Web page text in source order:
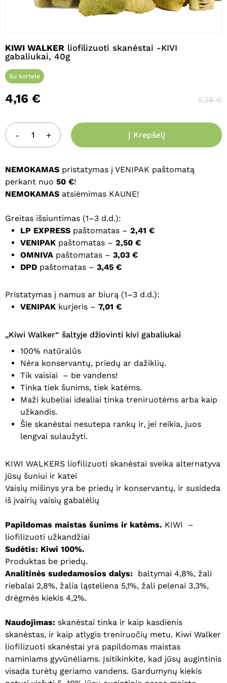
KIWI WALKER liofilizuoti skanėstai -KIVI
gabaliukai, 40g
Su kortele
4,16 € 5,38€
Į Krepšelį
NEMOKAMAS pristatymas į VENIPAK paštomatą
perkant nuo 50 €!
NEMOKAMAS atsiėmimas KAUNE!
Greitas išsiuntimas (1–3 d.d.):
LP EXPRESS paštomatas – 2,41 €
VENIPAK paštomatas – 2,50 €
OMNIVA paštomatas – 3,03 €
DPD paštomatas – 3,45 €
Pristatymas į namus ar biurą (1–3 d.d.):
VENIPAK kurjeris – 7,01 €
„Kiwi Walker“ šaltyje džiovinti kivi gabaliukai
100% natūralūs
Nėra konservantų, priedų ar dažiklių.
Tik vaisiai – be vandens!
Tinka tiek šunims, tiek katėms.
Maži kubeliai idealiai tinka treniruotėms arba kaip
užkandis.
Šie skanėstai nesutepa rankų ir, jei reikia, juos
lengvai sulaužyti.
KIWI WALKERS liofilizuoti skanėstai sveika alternatyva
jūsų šuniui ir katei
Vaisių mišinys yra be priedų ir konservantų, ir susideda
iš įvairių vaisių gabalėlių
Papildomas maistas šunims ir katėms. KIWI –
liofilizuoti užkandžiai
Sudėtis: Kiwi 100%.
Produktas be priedų.
Analitinės sudedamosios dalys: baltymai 4,8%, žali
riebalai 2,8%, žalia ląsteliena 5,1%, žali pelenai 3,3%,
drėgmės kiekis 4,2%.
Naudojimas: skanėstai tinka ir kaip kasdienis
skanėstas, ir kaip atlygis treniruočių metu. Kiwi Walker
liofilizuoti skanėstai yra papildomas maistas
naminiams gyvūnėliams. Įsitikinkite, kad jūsų augintinis
visada turėtų geriamo vandens. Gardumynų kiekis
Noriu savo interneto naršyklėje
išsaugoti vardą, el. pašto adresą ir
interneto puslapį, kad jų nebereiktų
parašyti komentarą.